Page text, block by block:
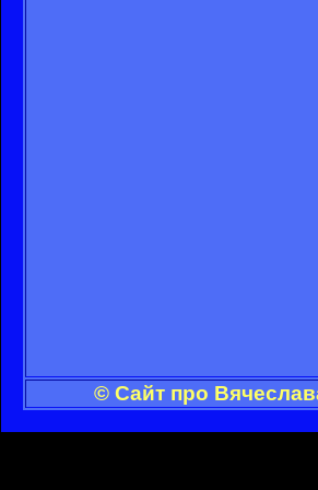
© Сайт про